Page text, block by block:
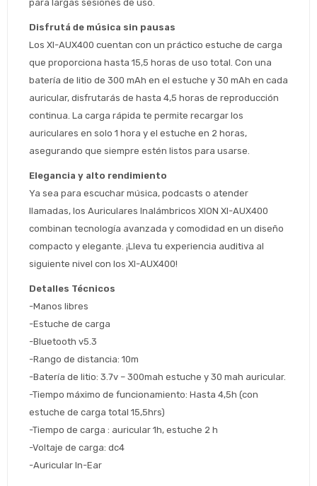
para largas sesiones de uso.
Disfrutá de música sin pausas
Los XI-AUX400 cuentan con un práctico estuche de carga
que proporciona hasta 15,5 horas de uso total. Con una
batería de litio de 300 mAh en el estuche y 30 mAh en cada
auricular, disfrutarás de hasta 4,5 horas de reproducción
continua. La carga rápida te permite recargar los
auriculares en solo 1 hora y el estuche en 2 horas,
asegurando que siempre estén listos para usarse.
Elegancia y alto rendimiento
Ya sea para escuchar música, podcasts o atender
llamadas, los Auriculares Inalámbricos XION XI-AUX400
combinan tecnología avanzada y comodidad en un diseño
compacto y elegante. ¡Lleva tu experiencia auditiva al
siguiente nivel con los XI-AUX400!
Detalles Técnicos
-Manos libres
-Estuche de carga
-Bluetooth v5.3
-Rango de distancia: 10m
-Batería de litio: 3.7v – 300mah estuche y 30 mah auricular.
-Tiempo máximo de funcionamiento: Hasta 4,5h (con
estuche de carga total 15,5hrs)
-Tiempo de carga : auricular 1h, estuche 2 h
-Voltaje de carga: dc4
-Auricular In-Ear
Después, hasta en 12
cuotas y sin tocar tu
tarjeta de crédito
* sujeto aprobación crediticia
Cédula de identidad
Celular
Fecha de nacimiento
Día
Estimado/a
Después.
para comprar en las cuotas
que prefieras!
Elegí tus productos preferidos
Ups!
el inconveniente, por cualquier duda
contactanos en
preguntas@pagodespues.com.uy
¡Algo salió mal!
Por favor intenta nuevamente mas tarde.